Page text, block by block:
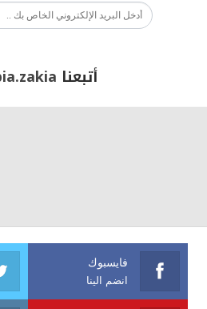
أتبعنا
فايسبوك
انضم الينا